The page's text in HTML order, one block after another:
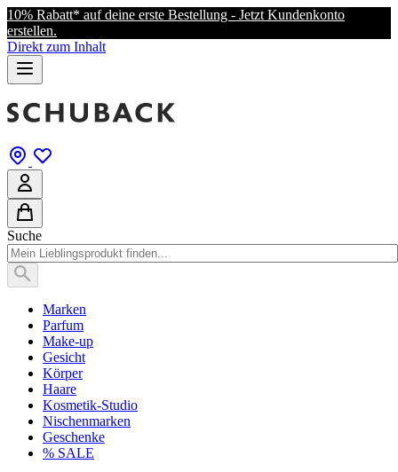
10% Rabatt* auf deine erste Bestellung - Jetzt Kundenkonto
erstellen.
Direkt zum Inhalt
Suche
Marken
Parfum
Make-up
Gesicht
Körper
Haare
Kosmetik-Studio
Nischenmarken
Geschenke
% SALE